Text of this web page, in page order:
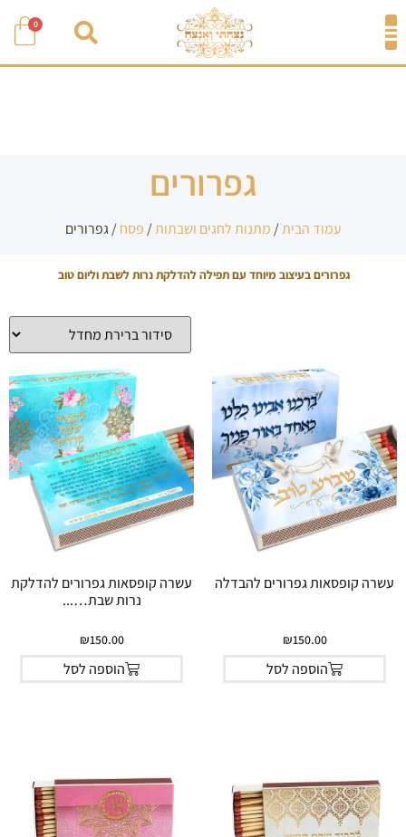
0
גפרורים
עמוד הבית/ מתנות לחגים ושבתות/ פסח/ גפרורים
גפרורים בעיצוב מיוחד עם תפילה להדלקת נרות לשבת וליום טוב
עשרה קופסאות גפרורים להבדלה
₪150.00
הוספה לסל
עשרה קופסאות גפרורים להדלקת
נרות שבת…...
₪150.00
הוספה לסל